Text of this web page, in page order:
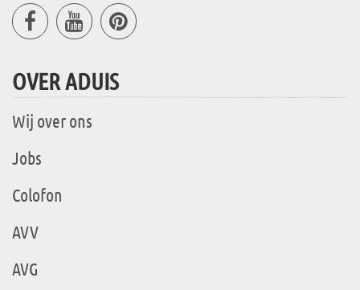
OVER ADUIS
Wij over ons
Jobs
Colofon
AVV
AVG